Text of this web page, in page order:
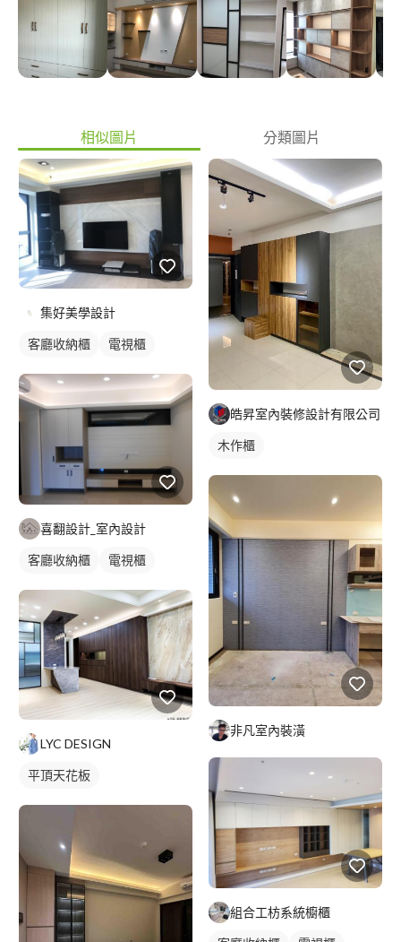
相似圖片 分類圖片
集好美學設計
客廳收納櫃 電視櫃
喜翻設計_室內設計
客廳收納櫃 電視櫃
LYC DESIGN
平頂天花板
皓昇室內裝修設計有限公司
木作櫃
非凡室內裝潢
組合工枋系統櫥櫃